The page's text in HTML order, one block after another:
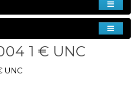
1 € UNC